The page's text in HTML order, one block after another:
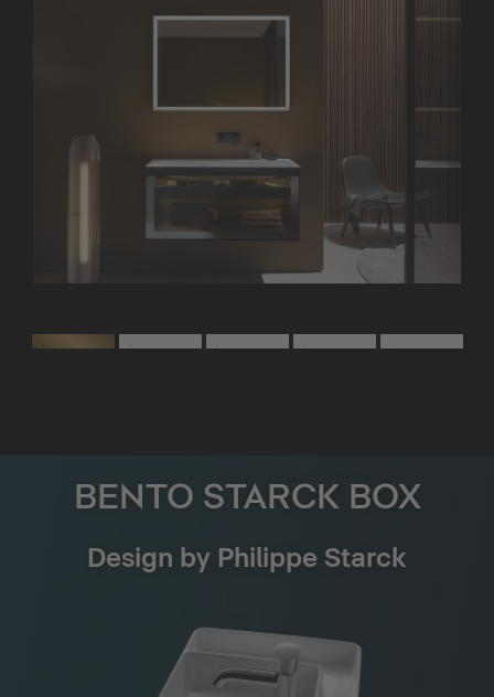
BENTO STARCK BOX
Design by Philippe Starck